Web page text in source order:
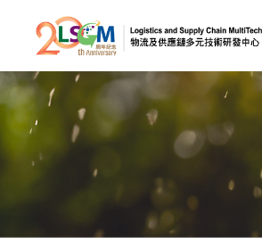
跳到内容（按回车键）
会员
A A